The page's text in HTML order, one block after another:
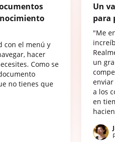
con el menú y
hacer
Como se
no tienes que
Un
para
"Me
un
a los
en